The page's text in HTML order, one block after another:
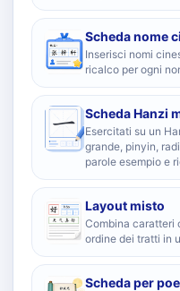
Scheda nome
Inserisci nomi
ricalco per ogni
Scheda Hanzi
Esercitati su un
grande, pinyin,
parole esempio e
Layout misto
Combina caratteri
ordine dei tratti in
Scheda per